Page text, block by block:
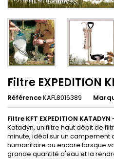
Filtre EXPEDITION
RéférenceKAFL8016389
Filtre KFT EXPEDITION KATADYN
Katadyn, un filtre haut débit de
minute, idéal sur un campement
humanitaire ou encore lorsque
grande quantité d'eau et la